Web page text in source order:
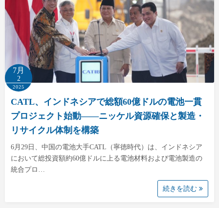
7月
2
2025
CATL、インドネシアで総額60億ドルの電池一貫
プロジェクト始動——ニッケル資源確保と製造・
リサイクル体制を構築
6月29日、中国の電池大手CATL（寧徳時代）は、インドネシア
において総投資額約60億ドルに上る電池材料および電池製造の
統合プロ…
続きを読む